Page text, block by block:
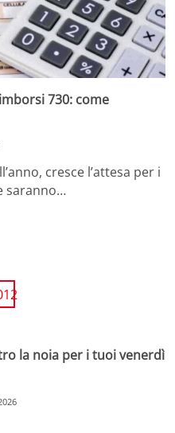
730: come
cresce l’attesa per i
saranno…
la noia per i tuoi venerdì